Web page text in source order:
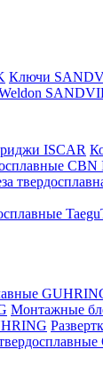
Ключи
ISCAR
CBN
Монтажные